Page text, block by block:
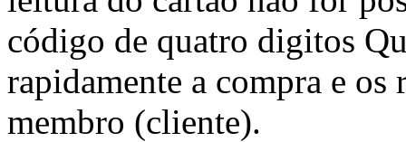
código de quatro digitos
rapidamente a compra e os
membro (cliente).